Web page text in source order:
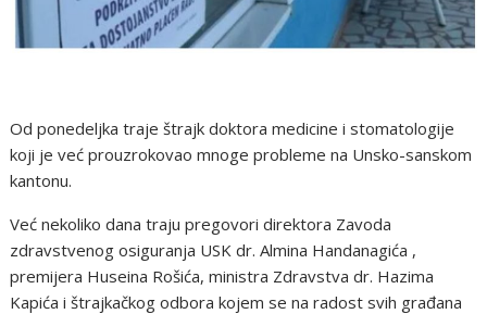
Od ponedeljka traje štrajk doktora medicine i stomatologije
koji je već prouzrokovao mnoge probleme na Unsko-sanskom
kantonu.
Već nekoliko dana traju pregovori direktora Zavoda
zdravstvenog osiguranja USK dr. Almina Handanagića ,
premijera Huseina Rošića, ministra Zdravstva dr. Hazima
Kapića i štrajkačkog odbora kojem se na radost svih građana